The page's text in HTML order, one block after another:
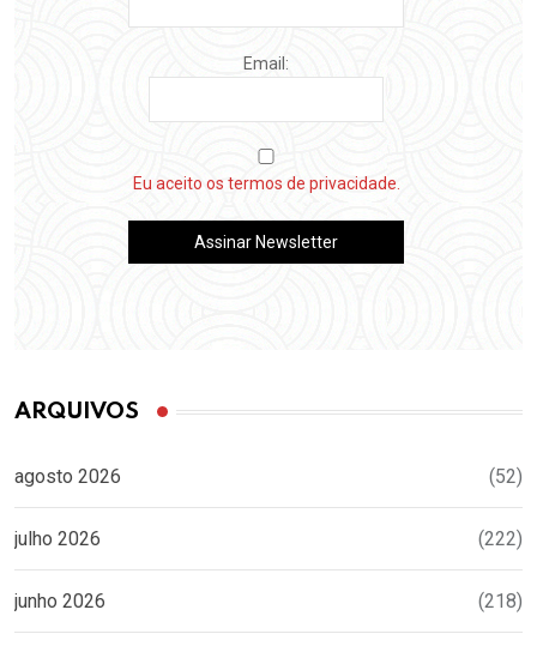
Email:
Eu aceito os termos de privacidade.
ARQUIVOS
agosto 2026 (52)
julho 2026 (222)
junho 2026 (218)